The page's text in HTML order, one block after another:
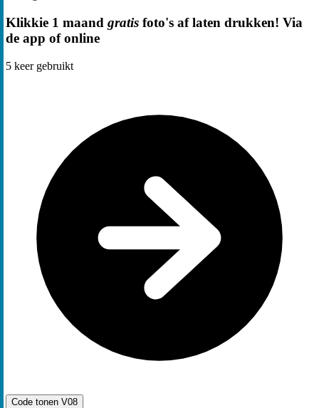
Klikkie 1 maand gratis foto's af laten drukken! Via
de app of online
5 keer gebruikt
Code tonen V08